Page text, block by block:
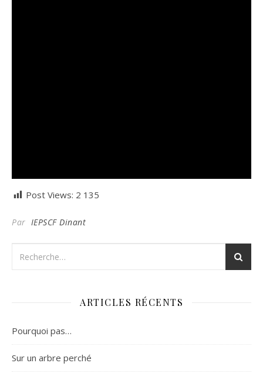
Post Views: 2 135
Par IEPSCF Dinant
ARTICLES RÉCENTS
Pourquoi pas…
Sur un arbre perché